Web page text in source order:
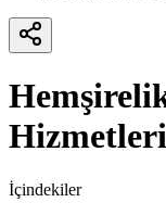
Hizmetleri
İçindekiler